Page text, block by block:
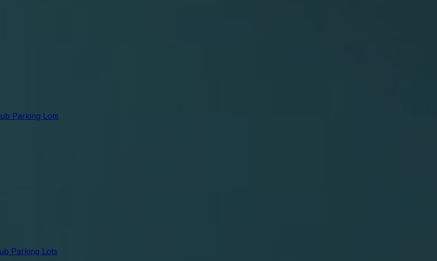
Parking Lots
Parking Lots